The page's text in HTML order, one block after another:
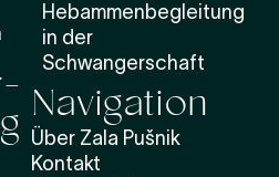
Hebammenbegleitung
in der
Schwangerschaft
Navigation
Über Zala Pušnik
Kontakt